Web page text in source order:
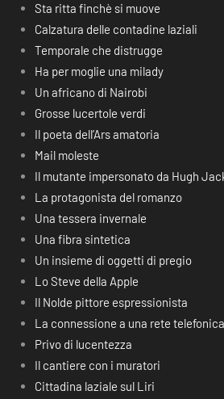
Sta ritta finchè si muove
Calzatura delle contadine laziali
Temporale che distrugge
Ha per moglie una milady
Un africano di Nairobi
Grosse lucertole verdi
Il poeta dell’Ars amatoria
Mail moleste
Il mutante impersonato da Hugh
La protagonista del romanzo
Una tessera invernale
Una fibra sintetica
Un insieme di oggetti di pregio
Lo Steve della Apple
Il Nolde pittore espressionista
La connessione a una rete telefonica
Privo di lucentezza
Il cantiere con i muratori
Cittadina laziale sul Liri